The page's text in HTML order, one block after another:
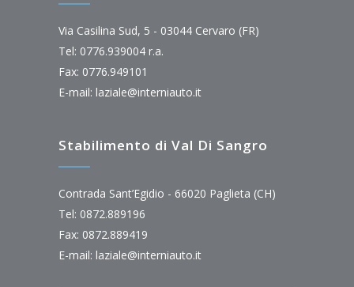
Via Casilina Sud, 5 - 03044 Cervaro (FR)
Tel: 0776.939004 r.a.
Fax: 0776.949101
E-mail: laziale@interniauto.it
Stabilimento di Val Di Sangro
Contrada Sant’Egidio - 66020 Paglieta (CH)
Tel: 0872.889196
Fax: 0872.889419
E-mail: laziale@interniauto.it